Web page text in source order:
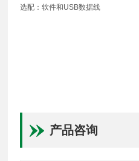
选配：软件和USB数据线
产品咨询